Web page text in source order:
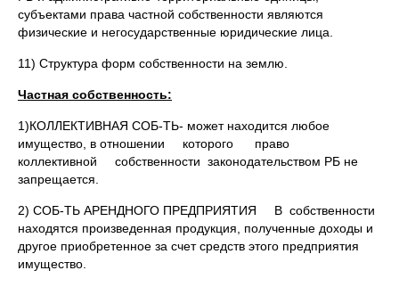
субъектами права частной собственности являются
физические и негосударственные юридические лица.
11) Структура форм собственности на землю.
Частная собственность:
1)КОЛЛЕКТИВНАЯ СОБ-ТЬ- может находится любое
имущество, в отношении которого право
коллективной собственности законодательством РБ не
запрещается.
2) СОБ-ТЬ АРЕНДНОГО ПРЕДПРИЯТИЯ В собственности
находятся произведенная продукция, полученные доходы и
другое приобретенное за счет средств этого предприятия
имущество.